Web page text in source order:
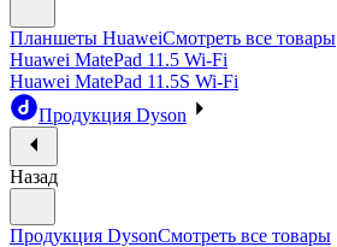
Планшеты HuaweiСмотреть все товары
Huawei MatePad 11.5 Wi-Fi
Huawei MatePad 11.5S Wi-Fi
Продукция Dyson
Назад
Продукция DysonСмотреть все товары